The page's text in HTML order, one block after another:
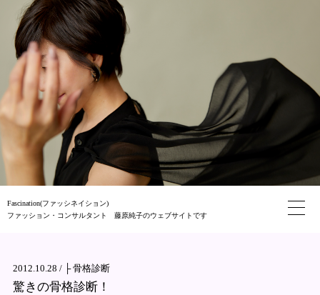
Fascination(ファッシネイション)
ファッション・コンサルタント 藤原純子のウェブサイトです
2012.10.28 / ├ 骨格診断
驚きの骨格診断！